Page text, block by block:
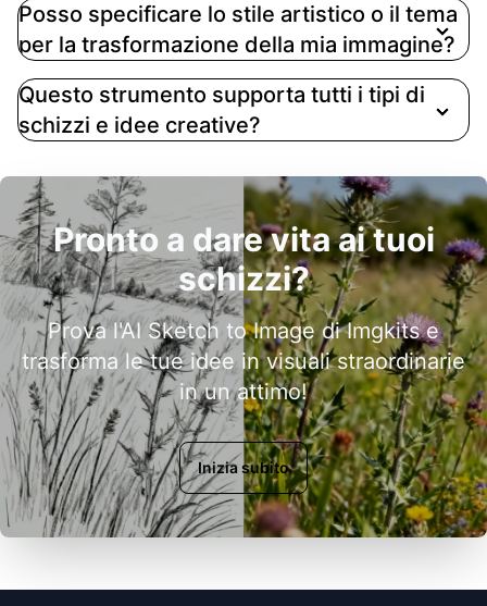
Posso specificare lo stile artistico o il tema
per la trasformazione della mia immagine?
Questo strumento supporta tutti i tipi di
schizzi e idee creative?
Pronto a dare vita ai tuoi
schizzi?
Prova l'AI Sketch to Image di Imgkits e
trasforma le tue idee in visuali straordinarie
in un attimo!
Inizia subito